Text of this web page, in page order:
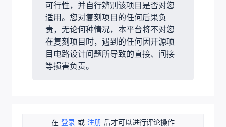
可行性，并自行辨别该项目是否对您
适用。您对复刻项目的任何后果负
责，无论何种情况，本平台将不对您
在复刻项目时，遇到的任何因开源项
目电路设计问题所导致的直接、间接
等损害负责。
在 登录 或 注册 后才可以进行评论操作